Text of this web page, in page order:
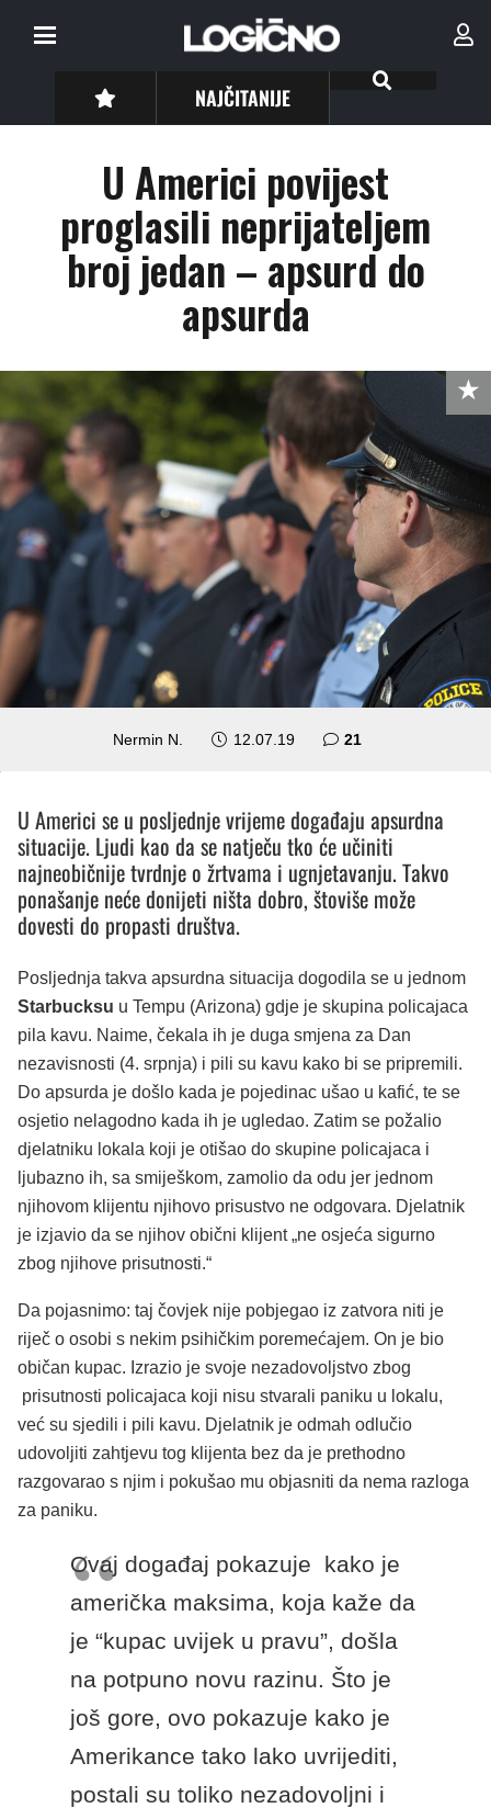
NAJČITANIJE
U Americi povijest
proglasili neprijateljem
broj jedan – apsurd do
apsurda
Nermin N. 12.07.19 21
U Americi se u posljednje vrijeme događaju apsurdna
situacije. Ljudi kao da se natječu tko će učiniti
najneobičnije tvrdnje o žrtvama i ugnjetavanju. Takvo
ponašanje neće donijeti ništa dobro, štoviše može
dovesti do propasti društva.
Posljednja takva apsurdna situacija dogodila se u jednom
Starbucksu u Tempu (Arizona) gdje je skupina policajaca
pila kavu. Naime, čekala ih je duga smjena za Dan
nezavisnosti (4. srpnja) i pili su kavu kako bi se pripremili.
Do apsurda je došlo kada je pojedinac ušao u kafić, te se
osjetio nelagodno kada ih je ugledao. Zatim se požalio
djelatniku lokala koji je otišao do skupine policajaca i
ljubazno ih, sa smiješkom, zamolio da odu jer jednom
njihovom klijentu njihovo prisustvo ne odgovara. Djelatnik
je izjavio da se njihov obični klijent „ne osjeća sigurno
zbog njihove prisutnosti.“
Da pojasnimo: taj čovjek nije pobjegao iz zatvora niti je
riječ o osobi s nekim psihičkim poremećajem. On je bio
običan kupac. Izrazio je svoje nezadovoljstvo zbog
prisutnosti policajaca koji nisu stvarali paniku u lokalu,
već su sjedili i pili kavu. Djelatnik je odmah odlučio
udovoljiti zahtjevu tog klijenta bez da je prethodno
razgovarao s njim i pokušao mu objasniti da nema razloga
za paniku.
Ovaj događaj pokazuje kako je
američka maksima, koja kaže da
je “kupac uvijek u pravu”, došla
na potpuno novu razinu. Što je
još gore, ovo pokazuje kako je
Amerikance tako lako uvrijediti,
postali su toliko nezadovoljni i